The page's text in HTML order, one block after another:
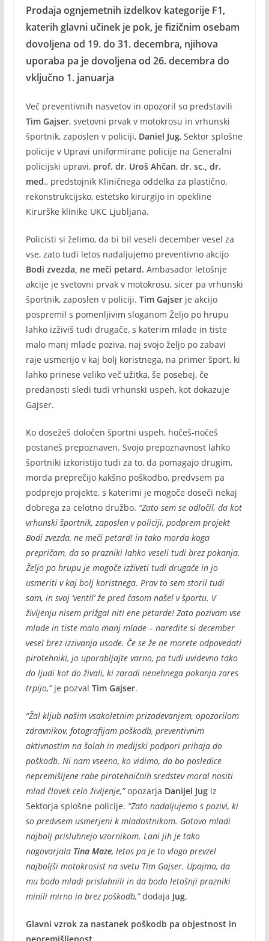
Prodaja ognjemetnih izdelkov kategorije F1,
katerih glavni učinek je pok, je fizičnim osebam
dovoljena od 19. do 31. decembra, njihova
uporaba pa je dovoljena od 26. decembra do
vključno 1. januarja
Več preventivnih nasvetov in opozoril so predstavili
Tim Gajser, svetovni prvak v motokrosu in vrhunski
športnik, zaposlen v policiji,Daniel Jug, Sektor splošne
policije v Upravi uniformirane policije na Generalni
policijski upravi, prof. dr. Uroš Ahčan, dr. sc., dr.
med., predstojnik Kliničnega oddelka za plastično,
rekonstrukcijsko, estetsko kirurgijo in opekline
Kirurške klinike UKC Ljubljana.
Policisti si želimo, da bi bil veseli december vesel za
vse, zato tudi letos nadaljujemo preventivno akcijo
Bodi zvezda, ne meči petard. Ambasador letošnje
akcije je svetovni prvak v motokrosu, sicer pa vrhunski
športnik, zaposlen v policiji. Tim Gajserje akcijo
pospremil s pomenljivim sloganom Željo po hrupu
lahko izživiš tudi drugače, s katerim mlade in tiste
malo manj mlade poziva, naj svojo željo po zabavi
raje usmerijo v kaj bolj koristnega, na primer šport, ki
lahko prinese veliko več užitka, še posebej, če
predanosti sledi tudi vrhunski uspeh, kot dokazuje
Gajser.
Ko dosežeš določen športni uspeh, hočeš-nočeš
postaneš prepoznaven. Svojo prepoznavnost lahko
športniki izkoristijo tudi za to, da pomagajo drugim,
morda preprečijo kakšno poškodbo, predvsem pa
podprejo projekte, s katerimi je mogoče doseči nekaj
dobrega za celotno družbo. “Zato sem se odločil, da kot
vrhunski športnik, zaposlen v policiji, podprem projekt
Bodi zvezda, ne meči petard! in tako morda koga
prepričam, da so prazniki lahko veseli tudi brez pokanja.
Željo po hrupu je mogoče izživeti tudi drugače in jo
usmeriti v kaj bolj koristnega. Prav to sem storil tudi
sam, in svoj ‘ventil’ že pred časom našel v športu. V
življenju nisem prižgal niti ene petarde! Zato pozivam vse
mlade in tiste malo manj mlade – naredite si december
vesel brez izzivanja usode. Če se že ne morete odpovedati
pirotehniki, jo uporabljajte varno, pa tudi uvidevno tako
do ljudi kot do živali, ki zaradi nenehnega pokanja zares
trpijo,”je pozval Tim Gajser.
“Žal kljub našim vsakoletnim prizadevanjem, opozorilom
zdravnikov, fotografijam poškodb, preventivnim
aktivnostim na šolah in medijski podpori prihaja do
poškodb. Ni nam vseeno, ko vidimo, da bo posledice
nepremišljene rabe pirotehničnih sredstev moral nositi
mlad človek celo življenje,”opozarja Danijel Jugiz
Sektorja splošne policije. “Zato nadaljujemo s pozivi, ki
so predvsem usmerjeni k mladostnikom. Gotovo mladi
najbolj prisluhnejo vzornikom. Lani jih je tako
nagovarjala Tina Maze, letos pa je to vlogo prevzel
najboljši motokrosist na svetu Tim Gajser. Upajmo, da
mu bodo mladi prisluhnili in da bodo letošnji prazniki
minili mirno in brez poškodb,”dodaja Jug.
Glavni vzrok za nastanek poškodb pa objestnost in